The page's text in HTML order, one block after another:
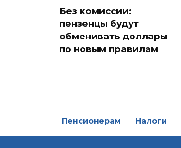
Без комиссии:
пензенцы будут
обменивать доллары
по новым правилам
Пенсионерам Налоги